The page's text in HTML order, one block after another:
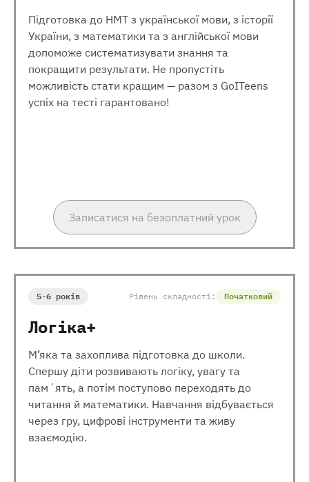
Підготовка до НМТ з української мови, з історії
України, з математики та з англійської мови
допоможе систематизувати знання та
покращити результати. Не пропустіть
можливість стати кращим — разом з GoITeens
успіх на тесті гарантовано!
Записатися на безоплатний урок
5-6 років Рівень складності: Початковий
Логіка+
М’яка та захоплива підготовка до школи.
Спершу діти розвивають логіку, увагу та
памʼять, а потім поступово переходять до
читання й математики. Навчання відбувається
через гру, цифрові інструменти та живу
взаємодію.